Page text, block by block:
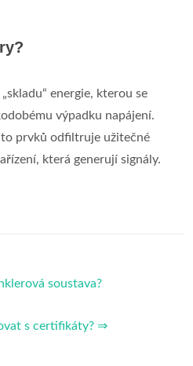
energie, kterou se
výpadku napájení.
prvků odfiltruje užitečné
která generují signály.
soustava?
s certifikáty? ⇒